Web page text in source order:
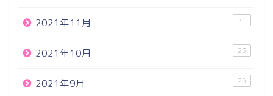
2021年11月 21
2021年10月 23
2021年9月 25